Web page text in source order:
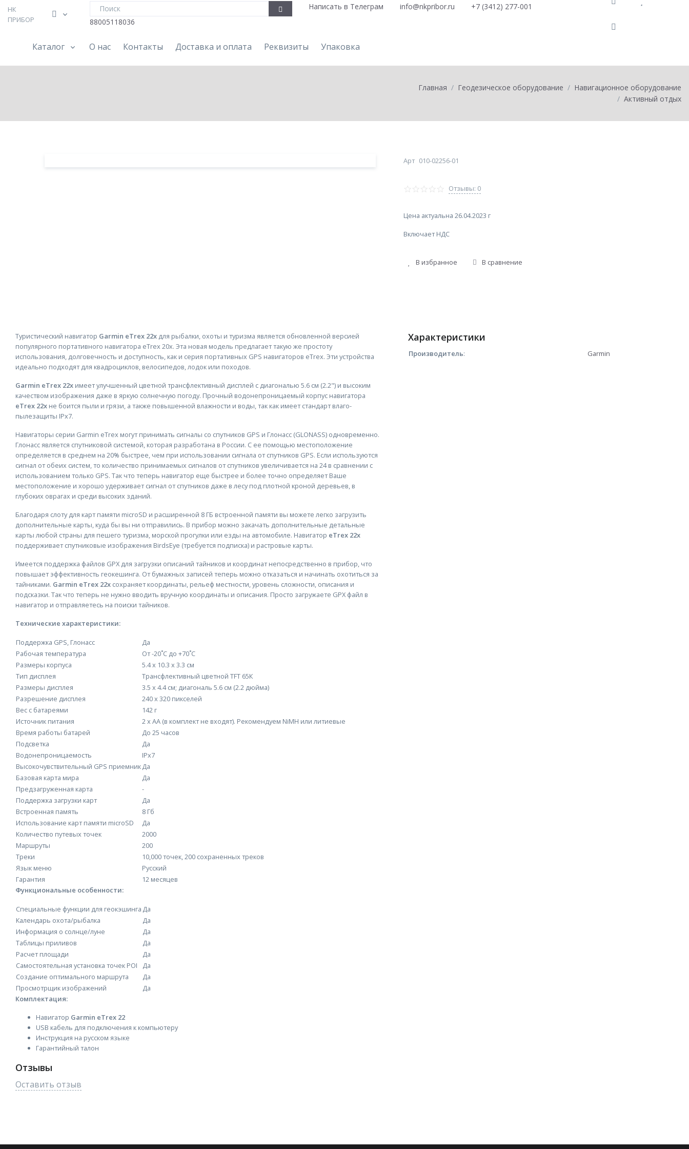
НК
ПРИБОР
Написать в Телеграм info@nkpribor.ru
+7 (3412) 277-001
88005118036
Каталог
О нас Контакты Доставка и оплата Реквизиты Упаковка
Главная Геодезическое оборудование
Навигационное оборудование
Активный отдых
Арт 010-02256-01
Отзывы: 0
Цена актуальна 26.04.2023 г
Включает НДС
В избранное В сравнение
Туристический навигатор Garmin eTrex 22x для рыбалки, охоты и туризма является обновленной версией
популярного портативного навигатора eTrex 20x. Эта новая модель предлагает такую же простоту
использования, долговечность и доступность, как и серия портативных GPS навигаторов eTrex. Эти устройства
идеально подходят для квадроциклов, велосипедов, лодок или походов.
Garmin eTrex 22x имеет улучшенный цветной трансфлективный дисплей с диагональю 5.6 см (2.2") и высоким
качеством изображения даже в яркую солнечную погоду. Прочный водонепроницаемый корпус навигатора
eTrex 22x не боится пыли и грязи, а также повышенной влажности и воды, так как имеет стандарт влаго-
пылезащиты IPx7.
Навигаторы серии Garmin eTrex могут принимать сигналы со спутников GPS и Глонасс (GLONASS) одновременно.
Глонасс является спутниковой системой, которая разработана в России. С ее помощью местоположение
определяется в среднем на 20% быстрее, чем при использовании сигнала от спутников GPS. Если используются
сигнал от обеих систем, то количество принимаемых сигналов от спутников увеличивается на 24 в сравнении с
использованием только GPS. Так что теперь навигатор еще быстрее и более точно определяет Ваше
местоположение и хорошо удерживает сигнал от спутников даже в лесу под плотной кроной деревьев, в
глубоких оврагах и среди высоких зданий.
Благодаря слоту для карт памяти microSD и расширенной 8 ГБ встроенной памяти вы можете легко загрузить
дополнительные карты, куда бы вы ни отправились. В прибор можно закачать дополнительные детальные
карты любой страны для пешего туризма, морской прогулки или езды на автомобиле. Навигатор eTrex 22x
поддерживает спутниковые изображения BirdsEye (требуется подписка) и растровые карты.
Имеется поддержка файлов GPX для загрузки описаний тайников и координат непосредственно в прибор, что
повышает эффективность геокешинга. От бумажных записей теперь можно отказаться и начинать охотиться за
тайниками. Garmin eTrex 22x сохраняет координаты, рельеф местности, уровень сложности, описания и
подсказки. Так что теперь не нужно вводить вручную координаты и описания. Просто загружаете GPX файл в
навигатор и отправляетесь на поиски тайников.
Технические характеристики:
Поддержка GPS, Глонасс
Да
Рабочая температура
От -20˚С до +70˚С
Размеры корпуса
5.4 x 10.3 x 3.3 см
Тип дисплея
Трансфлективный цветной TFT 65К
Размеры дисплея
3.5 x 4.4 см; диагональ 5.6 см (2.2 дюйма)
Разрешение дисплея
240 x 320 пикселей
Вес с батареями
142 г
Источник питания
2 х АА (в комплект не входят). Рекомендуем NiMH или литиевые
Время работы батарей
До 25 часов
Подсветка
Да
Водонепроницаемость
IPx7
Высокочувствительный GPS приемникДа
Базовая карта мира
Да
Предзагруженная карта
-
Поддержка загрузки карт
Да
Встроенная память
8 Гб
Использование карт памяти microSD
Да
Количество путевых точек
2000
Маршруты
200
Треки
10,000 точек, 200 сохраненных треков
Язык меню
Русский
Гарантия
12 месяцев
Функциональные особенности:
Специальные функции для геокэшинга Да
Календарь охота/рыбалка
Да
Информация о солнце/луне
Да
Таблицы приливов
Да
Расчет площади
Да
Самостоятельная установка точек POI
Да
Создание оптимального маршрута
Да
Просмотрщик изображений
Да
Комплектация:
Навигатор Garmin eTrex 22
USB кабель для подключения к компьютеру
Инструкция на русском языке
Гарантийный талон
Отзывы
Оставить отзыв
Характеристики
Производитель: Garmin